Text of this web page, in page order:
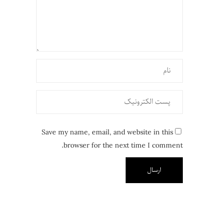
Save my name, email, and website in this
browser for the next time I comment.